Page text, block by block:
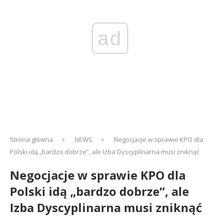
ad
Strona główna NEWS
Negocjacje w sprawie KPO dla
Polski idą „bardzo dobrze”, ale Izba Dyscyplinarna musi zniknąć
Negocjacje w sprawie KPO dla
Polski idą „bardzo dobrze”, ale
Izba Dyscyplinarna musi zniknąć